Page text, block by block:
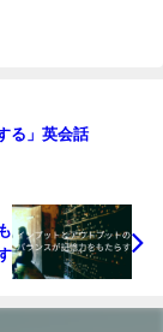
る」英会話